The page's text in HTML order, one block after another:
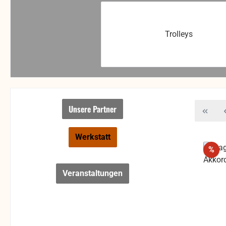
Trolleys
Unsere Partner
Werkstatt
Veranstaltungen
%